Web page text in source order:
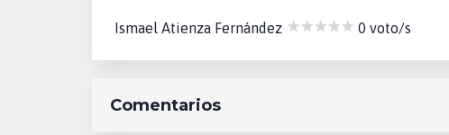
Ismael Atienza Fernández 0 voto/s
Comentarios